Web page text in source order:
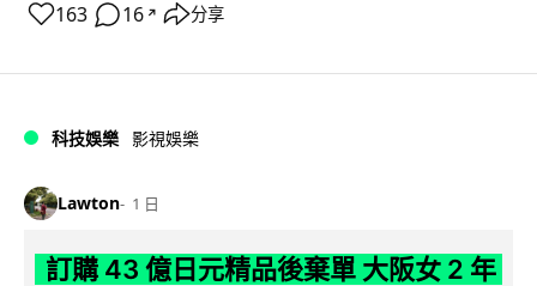
163 16 ↗ 分享
科技娛樂 影視娛樂
Lawton 1 日
訂購 43 億日元精品後棄單 大阪女 2 年